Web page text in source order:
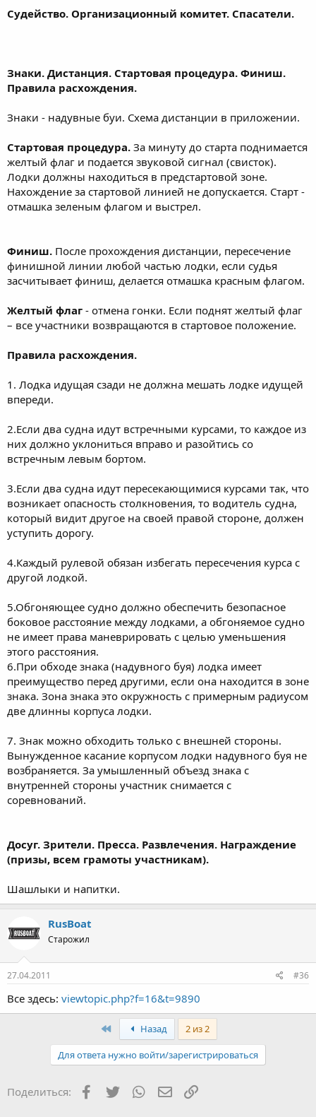
Судейство. Организационный комитет. Спасатели.
Знаки. Дистанция. Стартовая процедура. Финиш.
Правила расхождения.
Знаки - надувные буи. Схема дистанции в приложении.
Стартовая процедура. За минуту до старта поднимается
желтый флаг и подается звуковой сигнал (свисток).
Лодки должны находиться в предстартовой зоне.
Нахождение за стартовой линией не допускается. Старт -
отмашка зеленым флагом и выстрел.
Финиш. После прохождения дистанции, пересечение
финишной линии любой частью лодки, если судья
засчитывает финиш, делается отмашка красным флагом.
Желтый флаг - отмена гонки. Если поднят желтый флаг
– все участники возвращаются в стартовое положение.
Правила расхождения.
1. Лодка идущая сзади не должна мешать лодке идущей
впереди.
2.Если два судна идут встречными курсами, то каждое из
них должно уклониться вправо и разойтись со
встречным левым бортом.
3.Если два судна идут пересекающимися курсами так, что
возникает опасность столкновения, то водитель судна,
который видит другое на своей правой стороне, должен
уступить дорогу.
4.Каждый рулевой обязан избегать пересечения курса с
другой лодкой.
5.Обгоняющее судно должно обеспечить безопасное
боковое расстояние между лодками, а обгоняемое судно
не имеет права маневрировать с целью уменьшения
этого расстояния.
6.При обходе знака (надувного буя) лодка имеет
преимущество перед другими, если она находится в зоне
знака. Зона знака это окружность с примерным радиусом
две длинны корпуса лодки.
7. Знак можно обходить только с внешней стороны.
Вынужденное касание корпусом лодки надувного буя не
возбраняется. За умышленный объезд знака с
внутренней стороны участник снимается с
соревнований.
Досуг. Зрители. Пресса. Развлечения. Награждение
(призы, всем грамоты участникам).
Шашлыки и напитки.
RusBoat
Старожил
27.04.2011 #36
Все здесь: viewtopic.php?f=16&t=9890
ПервыйНазад 2 из 2
Для ответа нужно войти/зарегистрироваться
Поделиться: Facebook
Twitter WhatsAppЭлектронная почта